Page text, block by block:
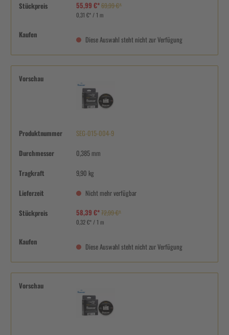
Stückpreis 55,99 €*69,99 €*
0,31 €* / 1 m
Kaufen
Diese Auswahl steht nicht zur Verfügung
Vorschau
Produktnummer SEG-015-004-9
Durchmesser 0,385 mm
Tragkraft 9,90 kg
Lieferzeit Nicht mehr verfügbar
Stückpreis 58,39 €*72,99 €*
0,32 €* / 1 m
Kaufen
Diese Auswahl steht nicht zur Verfügung
Vorschau